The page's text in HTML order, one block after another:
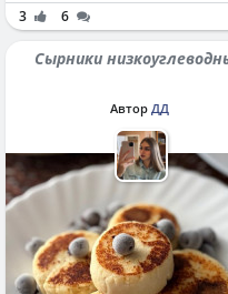
3 6
Сырники
Автор ДД